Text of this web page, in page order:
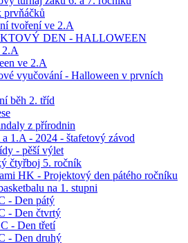
prvňáčků
tvoření ve 2.A
DEN - HALLOWEEN
2.A
ve 2.A
vyučování - Halloween v prvních
běh 2. tříd
z přírodnin
1.A - 2024 - štafetový závod
- pěší výlet
čtyřboj 5. ročník
HK - Projektový den pátého ročníku
na 1. stupni
- Den pátý
- Den čtvrtý
- Den třetí
- Den druhý